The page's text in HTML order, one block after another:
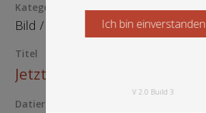
Ich bin einverstanden
Starten Sie jetzt
V 2.0 Build 3
Kategorie / Medientyp
Bild/
Titel
Jetzt sind wir Nr. 1 - SPÖ
Datierung